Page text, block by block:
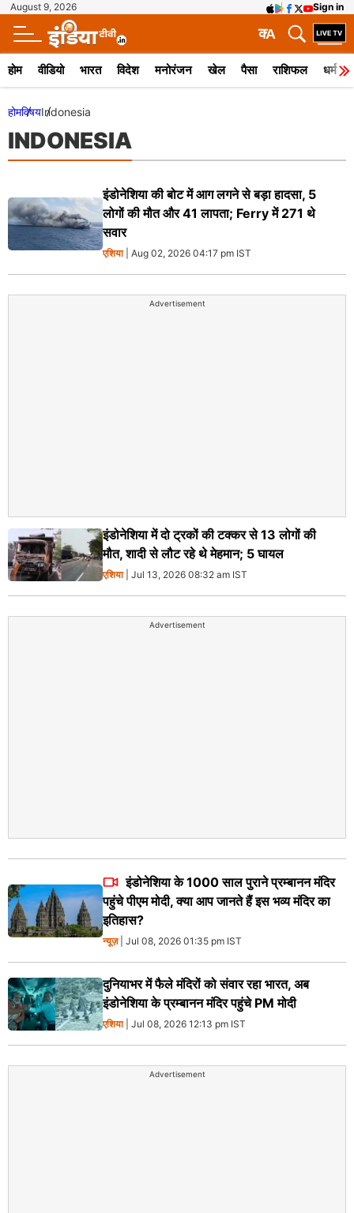
August 9, 2026 Sign in
A
क
होम वीडियो भारत विदेश मनोरंजन खेल पैसा राशिफल धर्म
होमविषयIndonesia
INDONESIA
इंडोनेशिया की बोट में आग लगने से बड़ा हादसा, 5
लोगों की मौत और 41 लापता; Ferry में 271 थे
सवार
एशिया| Aug 02, 2026 04:17 pm IST
Advertisement
इंडोनेशिया में दो ट्रकों की टक्कर से 13 लोगों की
मौत, शादी से लौट रहे थे मेहमान; 5 घायल
एशिया| Jul 13, 2026 08:32 am IST
Advertisement
इंडोनेशिया के 1000 साल पुराने प्रम्बानन मंदिर
पहुंचे पीएम मोदी, क्या आप जानते हैं इस भव्य मंदिर का
इतिहास?
न्यूज़| Jul 08, 2026 01:35 pm IST
दुनियाभर में फैले मंदिरों को संवार रहा भारत, अब
इंडोनेशिया के प्रम्बानन मंदिर पहुंचे PM मोदी
एशिया| Jul 08, 2026 12:13 pm IST
Advertisement